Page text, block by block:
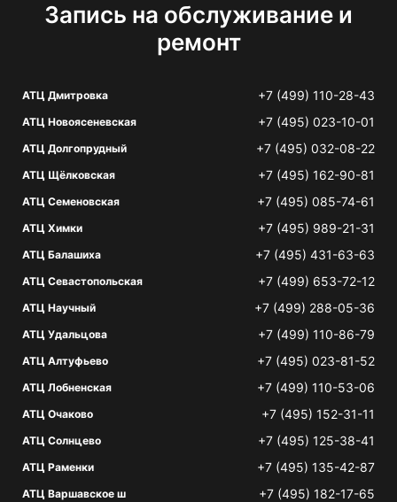
Запись на обслуживание и
ремонт
АТЦ Дмитровка +7 (499) 110-28-43
АТЦ Новоясеневская +7 (495) 023-10-01
АТЦ Долгопрудный +7 (495) 032-08-22
АТЦ Щёлковская +7 (495) 162-90-81
АТЦ Семеновская +7 (495) 085-74-61
АТЦ Химки +7 (495) 989-21-31
АТЦ Балашиха +7 (495) 431-63-63
АТЦ Севастопольская +7 (499) 653-72-12
АТЦ Научный +7 (499) 288-05-36
АТЦ Удальцова +7 (499) 110-86-79
АТЦ Алтуфьево +7 (495) 023-81-52
АТЦ Лобненская +7 (499) 110-53-06
АТЦ Очаково +7 (495) 152-31-11
АТЦ Солнцево +7 (495) 125-38-41
АТЦ Раменки +7 (495) 135-42-87
АТЦ Варшавское ш +7 (495) 182-17-65